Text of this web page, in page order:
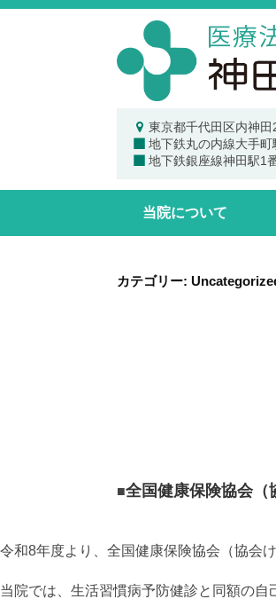
ッ
裕
健
会
田
ク
ニ
東京都千代田区内神
地下鉄丸の内線大手
地下鉄銀座線神田駅1
当院について
カテゴリー:
全国健康保険協会（
令和8年度より、全国健康保険協会（協会
当院では、生活習慣病予防健診と同額の自